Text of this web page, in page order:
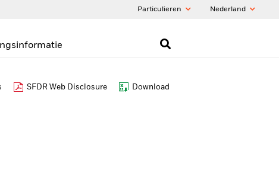
Particulieren Nederland
SFDR Web Disclosure Download